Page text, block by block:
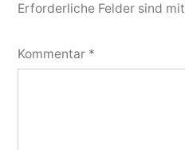
Erforderliche Felder sind mit
Kommentar *